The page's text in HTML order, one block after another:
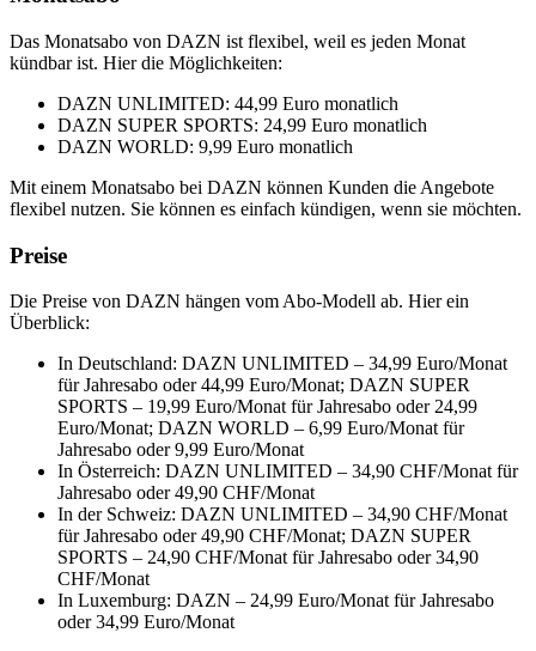
Das Monatsabo von DAZN ist flexibel, weil es jeden Monat
kündbar ist. Hier die Möglichkeiten:
DAZN UNLIMITED: 44,99 Euro monatlich
DAZN SUPER SPORTS: 24,99 Euro monatlich
DAZN WORLD: 9,99 Euro monatlich
Mit einem Monatsabo bei DAZN können Kunden die Angebote
flexibel nutzen. Sie können es einfach kündigen, wenn sie möchten.
Preise
Die Preise von DAZN hängen vom Abo-Modell ab. Hier ein
Überblick:
In Deutschland: DAZN UNLIMITED – 34,99 Euro/Monat
für Jahresabo oder 44,99 Euro/Monat; DAZN SUPER
SPORTS – 19,99 Euro/Monat für Jahresabo oder 24,99
Euro/Monat; DAZN WORLD – 6,99 Euro/Monat für
Jahresabo oder 9,99 Euro/Monat
In Österreich: DAZN UNLIMITED – 34,90 CHF/Monat für
Jahresabo oder 49,90 CHF/Monat
In der Schweiz: DAZN UNLIMITED – 34,90 CHF/Monat
für Jahresabo oder 49,90 CHF/Monat; DAZN SUPER
SPORTS – 24,90 CHF/Monat für Jahresabo oder 34,90
CHF/Monat
In Luxemburg: DAZN – 24,99 Euro/Monat für Jahresabo
oder 34,99 Euro/Monat